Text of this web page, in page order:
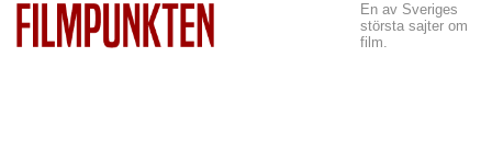
En av Sveriges
största sajter om
film.